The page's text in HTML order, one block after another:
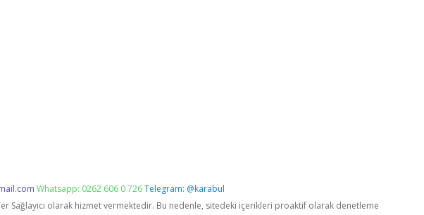
Whatsapp: 0262 606 0 726Telegram: @karabul
Sağlayıcı olarak hizmet vermektedir. Bu nedenle, sitedeki içerikleri proaktif olarak denetleme